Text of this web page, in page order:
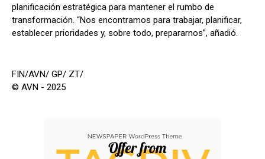
planificación estratégica para mantener el rumbo de
transformación. “Nos encontramos para trabajar, planificar,
establecer prioridades y, sobre todo, prepararnos”, añadió.
FIN/AVN/ GP/ ZT/
© AVN - 2025